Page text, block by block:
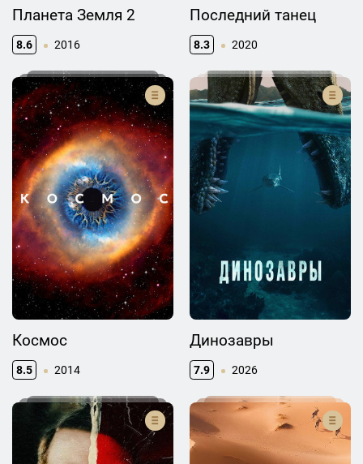
Планета Земля 2
8.6 2016
Последний танец
8.3 2020
Космос
8.5 2014
Динозавры
7.9 2026